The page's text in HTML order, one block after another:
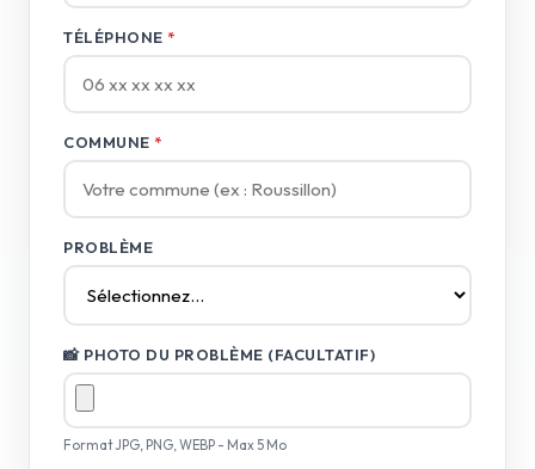
TÉLÉPHONE *
COMMUNE *
PROBLÈME
📸 PHOTO DU PROBLÈME (FACULTATIF)
Format JPG, PNG, WEBP - Max 5 Mo